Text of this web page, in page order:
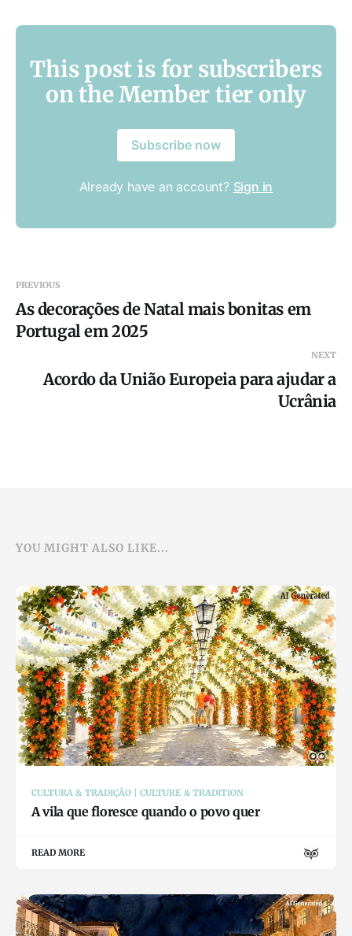
This post is for subscribers
on the Member tier only
Subscribe now
Already have an account? Sign in
PREVIOUS
As decorações de Natal mais bonitas em
Portugal em 2025
NEXT
Acordo da União Europeia para ajudar a
Ucrânia
YOU MIGHT ALSO LIKE...
CULTURA & TRADIÇÃO | CULTURE & TRADITION
A vila que floresce quando o povo quer
READ MORE